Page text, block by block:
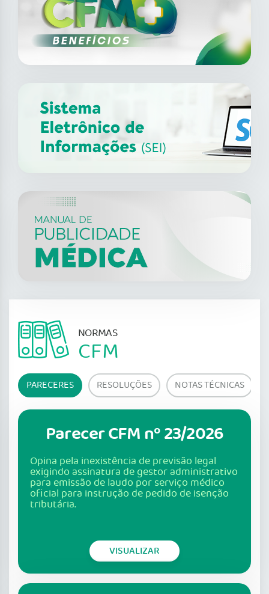
SAIBA MAIS
XII Fórum de Medicina do
Trabalho do CFM
14 ago
2026
NORMAS
CFM
PARECERES RESOLUÇÕES NOTAS TÉCNICAS
Parecer CFM nº 23/2026
Opina pela inexistência de previsão legal
exigindo assinatura de gestor administrativo
para emissão de laudo por serviço médico
oficial para instrução de pedido de isenção
tributária.
VISUALIZAR